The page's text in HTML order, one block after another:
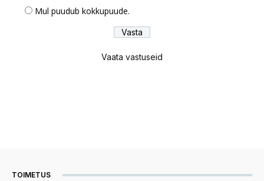
Mul puudub kokkupuude.
Vaata vastuseid
TOIMETUS